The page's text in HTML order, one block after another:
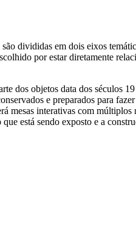
divididas em dois eixos
por estar diretamente
dos objetos data dos séculos
e preparados para
mesas interativas com múltiplos
está sendo exposto e a